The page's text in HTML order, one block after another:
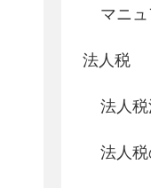
マニ
法人税
法人
法人